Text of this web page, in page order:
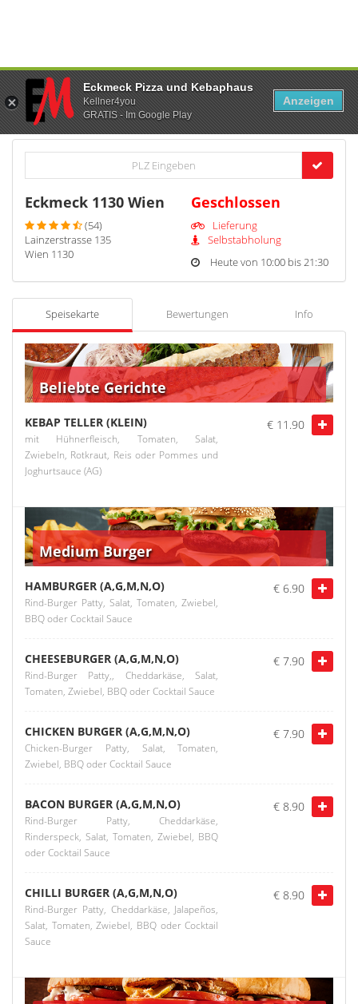
Eckmeck 1130 Wien
(54)
Lainzerstrasse 135
Wien 1130
Geschlossen
Lieferung
Selbstabholung
Heute von 10:00 bis 21:30
Speisekarte Bewertungen Info
Beliebte Gerichte
KEBAP TELLER (KLEIN)
mit Hühnerfleisch, Tomaten, Salat,
Zwiebeln, Rotkraut, Reis oder Pommes und
Joghurtsauce (AG)
€ 11.90
Medium Burger
HAMBURGER (A,G,M,N,O)
Rind-Burger Patty, Salat, Tomaten, Zwiebel,
BBQ oder Cocktail Sauce
€ 6.90
CHEESEBURGER (A,G,M,N,O)
Rind-Burger Patty,, Cheddarkäse, Salat,
Tomaten, Zwiebel, BBQ oder Cocktail Sauce
€ 7.90
CHICKEN BURGER (A,G,M,N,O)
Chicken-Burger Patty, Salat, Tomaten,
Zwiebel, BBQ oder Cocktail Sauce
€ 7.90
BACON BURGER (A,G,M,N,O)
Rind-Burger Patty, Cheddarkäse,
Rinderspeck, Salat, Tomaten, Zwiebel, BBQ
oder Cocktail Sauce
€ 8.90
CHILLI BURGER (A,G,M,N,O)
Rind-Burger Patty, Cheddarkäse, Jalapeños,
Salat, Tomaten, Zwiebel, BBQ oder Cocktail
Sauce
€ 8.90
Eckmeck Pizza und Kebaphaus
Kellner4you
GRATIS - Im Google Play
Anzeigen